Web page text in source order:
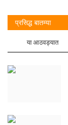
प्रसिद्ध बातम्या
या आठवड्यात